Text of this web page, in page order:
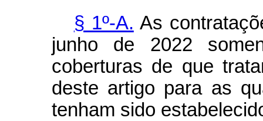
§ 1º-A. As
junho de 2022
coberturas de que
deste artigo para as
tenham sido